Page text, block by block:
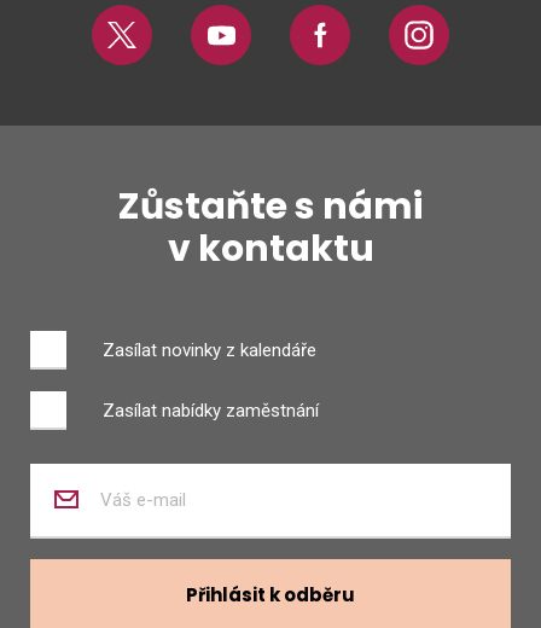
Twitter Youtube Facebook Instagram
Zůstaňte s námi
v kontaktu
Zasílat novinky z kalendáře
Zasílat nabídky zaměstnání
váš
mail
Přihlásit k odběru